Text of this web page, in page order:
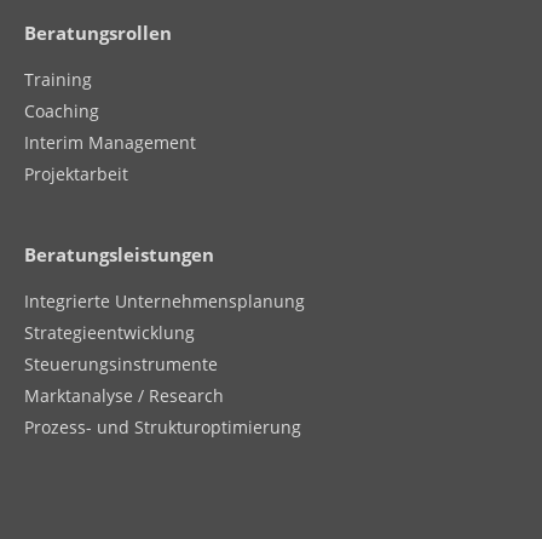
Beratungsrollen
Training
Coaching
Interim Management
Projektarbeit
Beratungsleistungen
Integrierte Unternehmensplanung
Strategieentwicklung
Steuerungsinstrumente
Marktanalyse / Research
Prozess- und Strukturoptimierung